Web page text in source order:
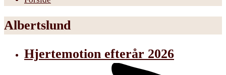
Albertslund
Hjertemotion efterår 2026